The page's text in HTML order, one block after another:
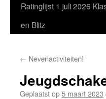
Ratinglijst 1 juli 2026
en Blitz
← Nevenactiviteiten!
Geplaatst op5 maart 2023